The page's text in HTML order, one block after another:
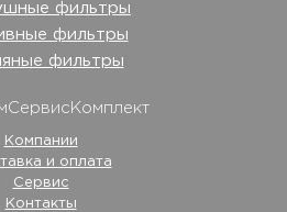
фильтры
фильтры
фильтры
Компании
и оплата
Сервис
Контакты